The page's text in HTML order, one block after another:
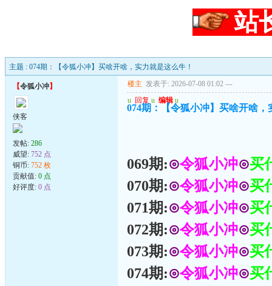
站
主题 : 074期：【令狐小冲】买啥开啥，实力就是这么牛！
【令狐小冲】
侠客
发帖: 286
威望: 752 点
铜币: 752 枚
贡献值: 0 点
好评度: 0 点
楼主 发表于: 2026-07-08 01:02 ---
u 回复 u 编辑 u
074期：【令狐小冲】买啥开啥，
069期:⊙令狐小冲⊙买
070期:⊙令狐小冲⊙买
071期:⊙令狐小冲⊙买
072期:⊙令狐小冲⊙买
073期:⊙令狐小冲⊙买
074期:⊙令狐小冲⊙买